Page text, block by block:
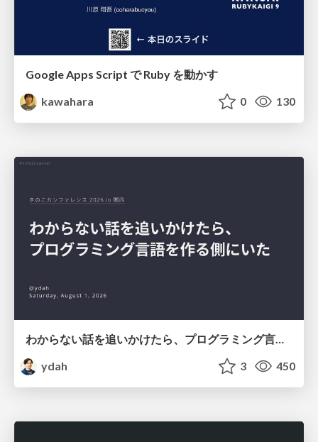
Google Apps Script で Ruby を動かす
kawahara
0 130
ydah
3 450